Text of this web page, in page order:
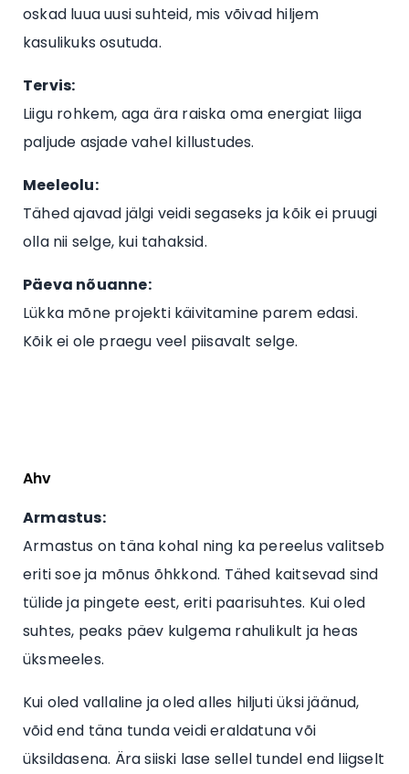
oskad luua uusi suhteid, mis võivad hiljem
kasulikuks osutuda.
Tervis:
Liigu rohkem, aga ära raiska oma energiat liiga
paljude asjade vahel killustudes.
Meeleolu:
Tähed ajavad jälgi veidi segaseks ja kõik ei pruugi
olla nii selge, kui tahaksid.
Päeva nõuanne:
Lükka mõne projekti käivitamine parem edasi.
Kõik ei ole praegu veel piisavalt selge.
Ahv
Armastus:
Armastus on täna kohal ning ka pereelus valitseb
eriti soe ja mõnus õhkkond. Tähed kaitsevad sind
tülide ja pingete eest, eriti paarisuhtes. Kui oled
suhtes, peaks päev kulgema rahulikult ja heas
üksmeeles.
Kui oled vallaline ja oled alles hiljuti üksi jäänud,
võid end täna tunda veidi eraldatuna või
üksildasena. Ära siiski lase sellel tundel end liigselt